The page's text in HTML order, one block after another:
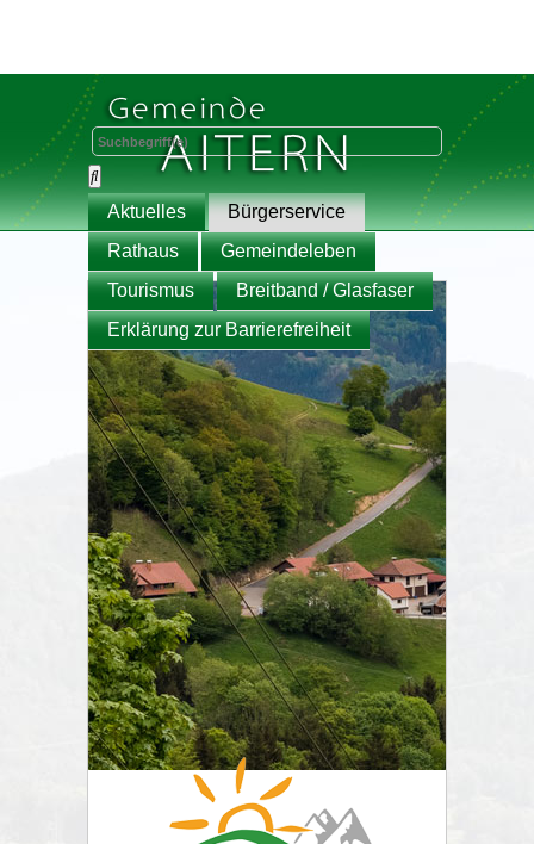
Aktuelles
Bürgerservice
Rathaus
Gemeindeleben
Tourismus
Breitband / Glasfaser
Erklärung zur Barrierefreiheit